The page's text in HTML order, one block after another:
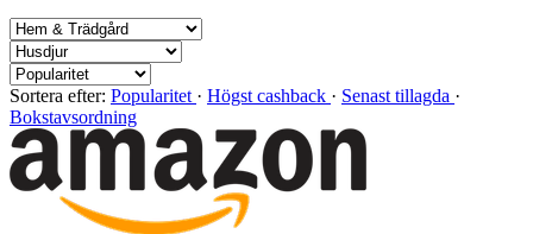
Sortera efter: Popularitet · Högst cashback · Senast tillagda ·
Bokstavsordning